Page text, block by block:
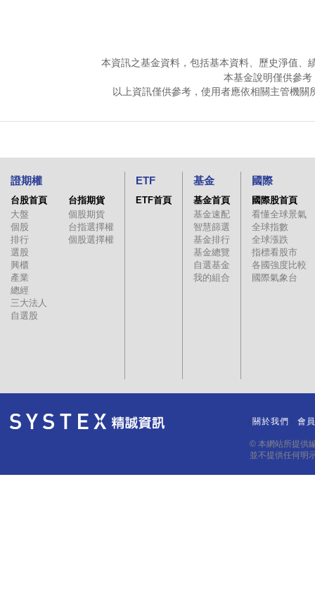
本資訊之基金資料，包括基本資料、歷史淨值、
本基金說明僅供參
以上資訊僅供參考，使用者應依相關主管機
證期權
台股首頁
大盤
個股
排行
選股
興櫃
產業
總經
三大法人
自選股
台指期貨
個股期貨
台指選擇權
個股選擇權
ETF
ETF首頁
基金
基金首頁
基金速配
智慧篩選
基金排行
基金總覽
自選基金
我的組合
國際
國際股首頁
看懂全球景氣
全球指數
全球漲跌
指標看股市
各國強度比較
國際氣象台
關於我們 會
© 本網站所提供
並不提供任何明